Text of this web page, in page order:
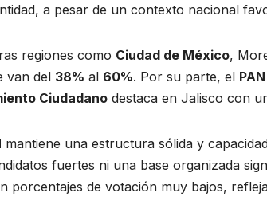
a pesar de un contexto nacional
regiones como Ciudad de México,
van del 38% al 60%. Por su parte, el PAN
Ciudadano destaca en Jalisco con
mantiene una estructura sólida y
fuertes ni una base organizada
porcentajes de votación muy bajos,